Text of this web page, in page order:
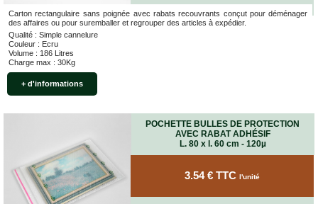
Carton rectangulaire sans poignée avec rabats recouvrants conçut pour déménager
des affaires ou pour suremballer et regrouper des articles à expédier.
Qualité : Simple cannelure
Couleur : Ecru
Volume : 186 Litres
Charge max : 30Kg
+ d'informations
POCHETTE BULLES DE PROTECTION
AVEC RABAT ADHÉSIF
L. 80 x l. 60 cm - 120µ
3.54 € TTC l'unité